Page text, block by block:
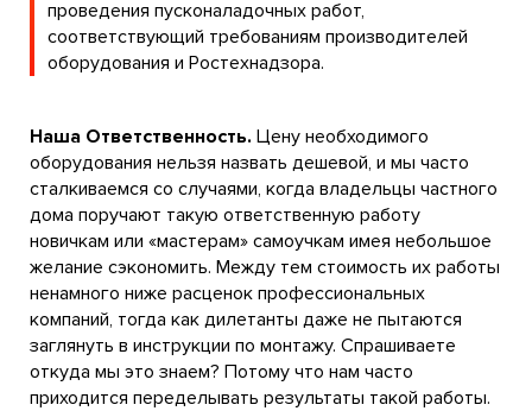
проведения пусконаладочных работ,
соответствующий требованиям производителей
оборудования и Ростехнадзора.
Наша Ответственность. Цену необходимого
оборудования нельзя назвать дешевой, и мы часто
сталкиваемся со случаями, когда владельцы частного
дома поручают такую ответственную работу
новичкам или «мастерам» самоучкам имея небольшое
желание сэкономить. Между тем стоимость их работы
ненамного ниже расценок профессиональных
компаний, тогда как дилетанты даже не пытаются
заглянуть в инструкции по монтажу. Спрашиваете
откуда мы это знаем? Потому что нам часто
приходится переделывать результаты такой работы.